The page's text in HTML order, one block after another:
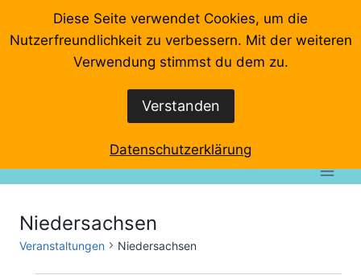
Inhalt
Startseite Videos Veranstaltungen Interviews
Event-Rundgänge
Niedersachsen
Veranstaltungen Niedersachsen
Diese Seite verwendet Cookies, um die
Nutzerfreundlichkeit zu verbessern. Mit der weiteren
Verwendung stimmst du dem zu.
Verstanden
Datenschutzerklärung